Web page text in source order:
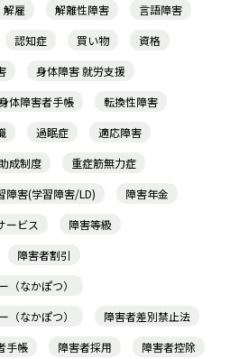
解雇 解離性障害
言語障害
認知症 買い物
資格
身体障害 就労支援
体障害者手帳
転換性障害
過眠症
適応障害
成制度
重症筋無力症
障害(学習障害/LD)
障害年金
ービス
障害等級
障害者割引
（なかぽつ）
（なかぽつ）
障害者差別禁止法
手帳 障害者採用
障害者控除